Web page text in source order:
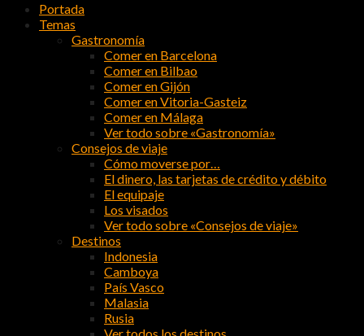
Portada
Temas
Gastronomía
Comer en Barcelona
Comer en Bilbao
Comer en Gijón
Comer en Vitoria-Gasteiz
Comer en Málaga
Ver todo sobre «Gastronomía»
Consejos de viaje
Cómo moverse por…
El dinero, las tarjetas de crédito y débito
El equipaje
Los visados
Ver todo sobre «Consejos de viaje»
Destinos
Indonesia
Camboya
País Vasco
Malasia
Rusia